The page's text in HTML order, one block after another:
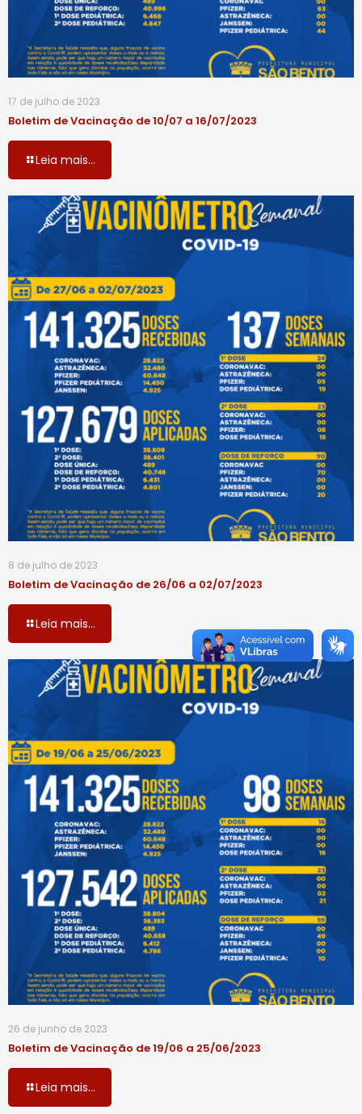
17 de julho de 2023
Boletim de Vacinação de 10/07 a 16/07/2023
Leia mais...
8 de julho de 2023
Boletim de Vacinação de 26/06 a 02/07/2023
Leia mais...
26 de junho de 2023
Boletim de Vacinação de 19/06 a 25/06/2023
Leia mais...